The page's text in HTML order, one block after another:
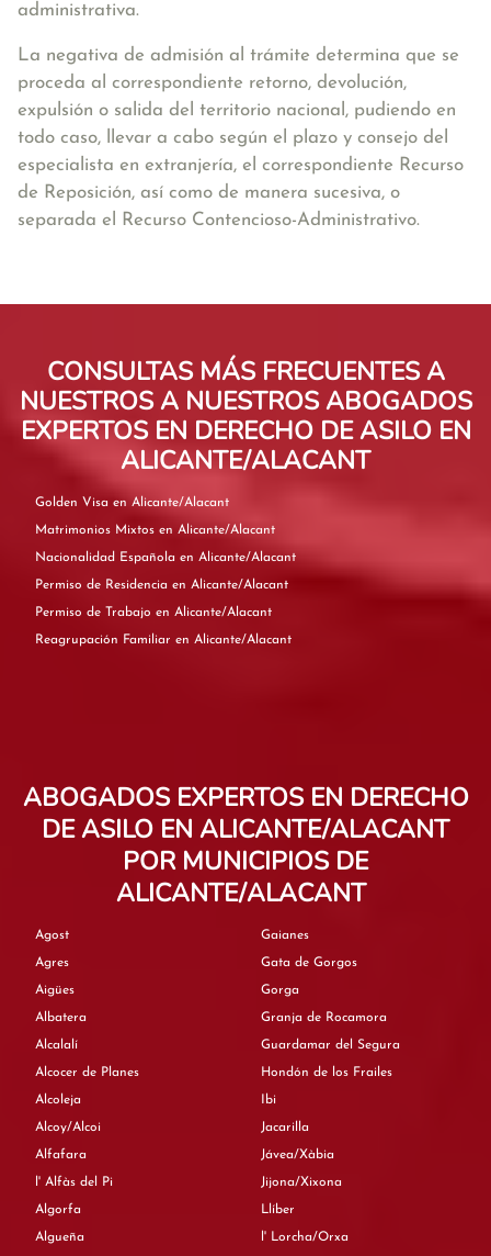
administrativa.
La negativa de admisión al trámite determina que se
proceda al correspondiente retorno, devolución,
expulsión o salida del territorio nacional, pudiendo en
todo caso, llevar a cabo según el plazo y consejo del
especialista en extranjería, el correspondiente Recurso
de Reposición, así como de manera sucesiva, o
separada el Recurso Contencioso-Administrativo.
CONSULTAS MÁS FRECUENTES A
NUESTROS A NUESTROS ABOGADOS
EXPERTOS EN DERECHO DE ASILO EN
ALICANTE/ALACANT
Golden Visa en Alicante/Alacant
Matrimonios Mixtos en Alicante/Alacant
Nacionalidad Española en Alicante/Alacant
Permiso de Residencia en Alicante/Alacant
Permiso de Trabajo en Alicante/Alacant
Reagrupación Familiar en Alicante/Alacant
ABOGADOS EXPERTOS EN DERECHO
DE ASILO EN ALICANTE/ALACANT
POR MUNICIPIOS DE
ALICANTE/ALACANT
Agost
Agres
Aigües
Albatera
Alcalalí
Alcocer de Planes
Alcoleja
Alcoy/Alcoi
Alfafara
l' Alfàs del Pi
Algorfa
Algueña
Gaianes
Gata de Gorgos
Gorga
Granja de Rocamora
Guardamar del Segura
Hondón de los Frailes
Ibi
Jacarilla
Jávea/Xàbia
Jijona/Xixona
Llíber
l' Lorcha/Orxa